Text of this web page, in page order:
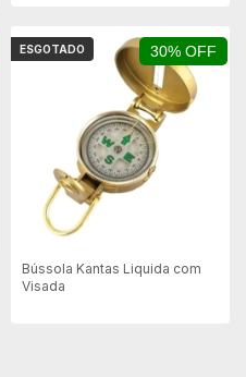
30% OFF
ESGOTADO
Bússola Kantas Liquida com
Visada